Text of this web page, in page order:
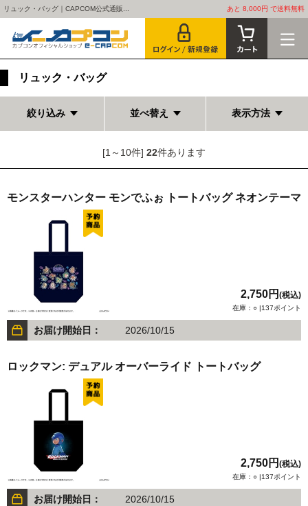
リュック・バッグ｜CAPCOM公式通販... あと 8,000円 で送料無料
リュック・バッグ
絞り込み 並べ替え 表示方法
[1～10件] 22件あります
モンスターハンター モンでふぉ トートバッグ ネオンテーマ
2,750円 (税込)
在庫：○ |137ポイント
お届け開始日： 2026/10/15
ロックマン: デュアル オーバーライド トートバッグ
2,750円 (税込)
在庫：○ |137ポイント
お届け開始日： 2026/10/15